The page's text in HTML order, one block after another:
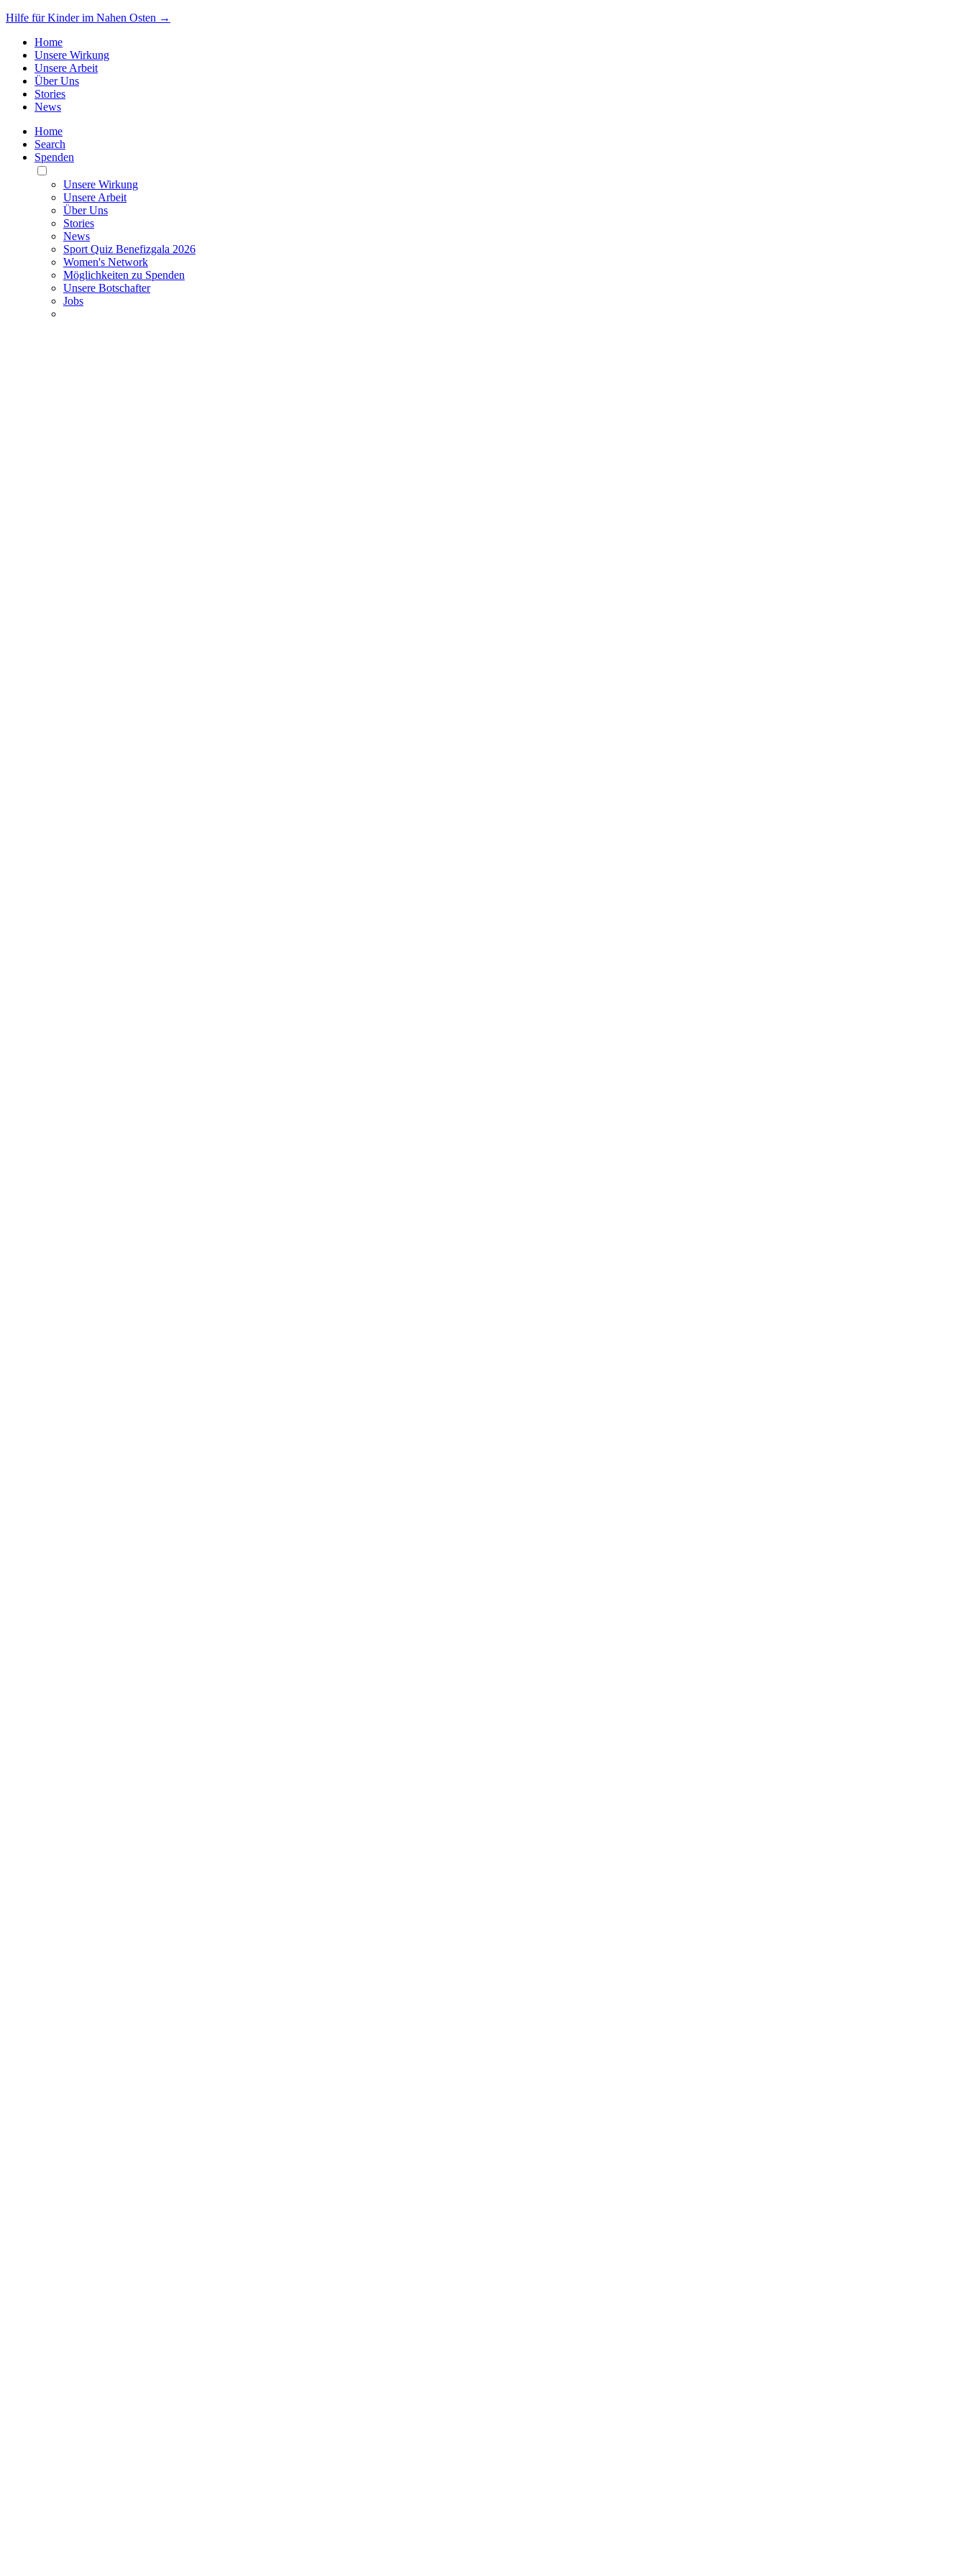
Hilfe für Kinder im Nahen Osten →
Home
Unsere Wirkung
Unsere Arbeit
Über Uns
Stories
News
Home
Search
Spenden
Toggle
Mobile
Menu
Unsere Wirkung
Unsere Arbeit
Über Uns
Stories
News
Sport Quiz Benefizgala 2026
Women's Network
Möglichkeiten zu Spenden
Unsere Botschafter
Jobs